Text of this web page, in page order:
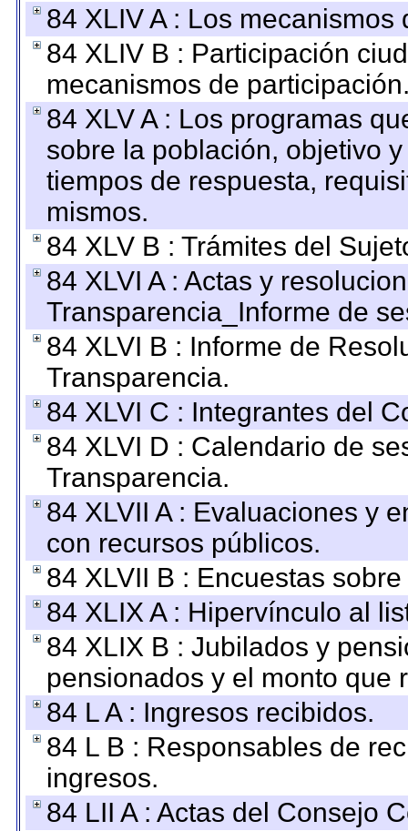
84 XLIV A : Los
84 XLIV B : Participación
mecanismos de
84 XLV A : Los programas
sobre la población, objetivo
tiempos de respuesta,
mismos.
84 XLV B : Trámites del
84 XLVI A : Actas y
Transparencia_Informe de
84 XLVI B : Informe de
Transparencia.
84 XLVI C : Integrantes del
84 XLVI D : Calendario de
Transparencia.
84 XLVII A : Evaluaciones y
con recursos públicos.
84 XLVII B : Encuestas
84 XLIX A : Hipervínculo al
84 XLIX B : Jubilados y
pensionados y el monto que
84 L A : Ingresos recibidos.
84 L B : Responsables de
ingresos.
84 LII A : Actas del Consejo